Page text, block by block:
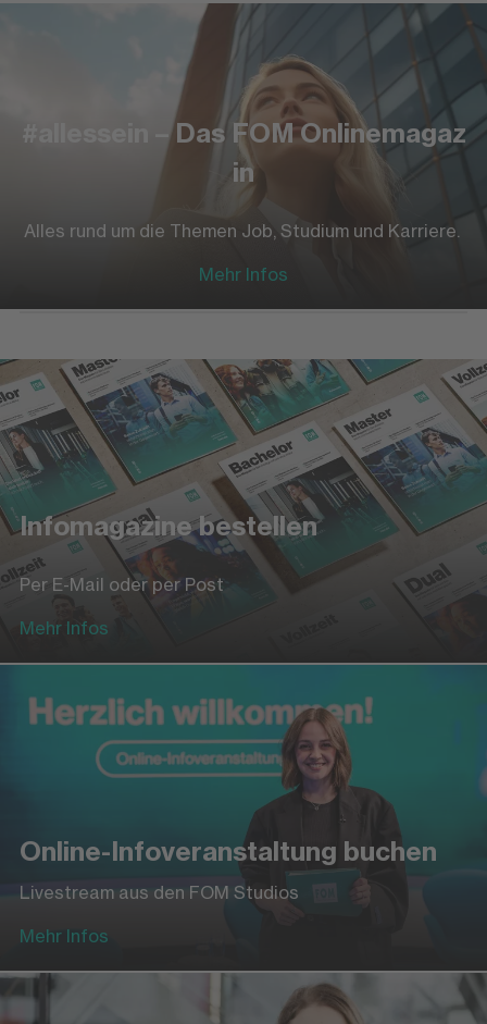
#allessein – Das FOM Onlinemagaz
in
Alles rund um die Themen Job, Studium und Karriere.
Mehr Infos
Infomagazine bestellen
Per E-Mail oder per Post
Mehr Infos
Online-Infoveranstaltung buchen
Livestream aus den FOM Studios
Mehr Infos